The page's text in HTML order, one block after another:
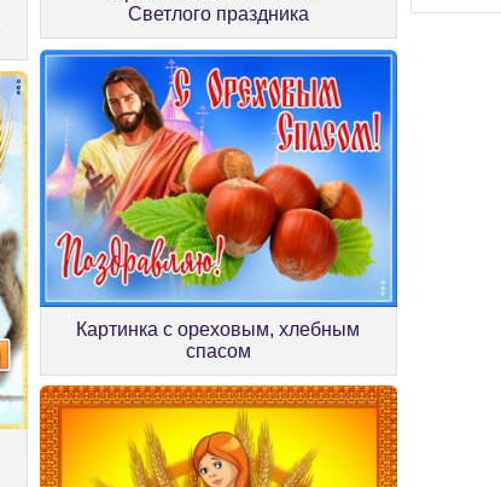
Светлого праздника
Картинка с ореховым, хлебным
спасом